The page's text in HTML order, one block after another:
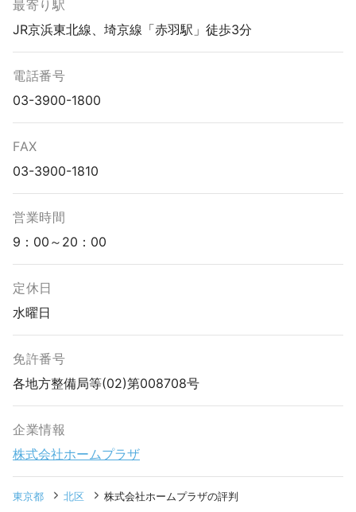
最寄り駅
JR京浜東北線、埼京線「赤羽駅」徒歩3分
電話番号
03-3900-1800
FAX
03-3900-1810
営業時間
9：00～20：00
定休日
水曜日
免許番号
各地方整備局等(02)第008708号
企業情報
株式会社ホームプラザ
東京都 北区 株式会社ホームプラザの評判